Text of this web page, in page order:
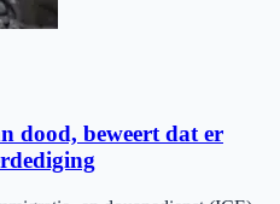
dood, beweert dat er